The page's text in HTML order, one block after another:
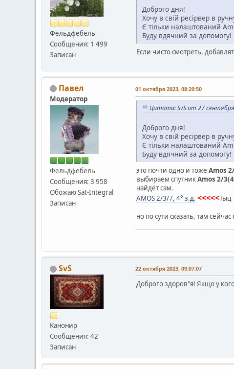
Фельдфебель
Сообщения: 1 499
Записан
Доброго дня!
Хочу в свій ресірвер в
Є тільки налаштований
Буду вдячний за допомогу!
Если чисто смотреть,
Павел
Модератор
Фельдфебель
Сообщения: 3 958
Обожаю Sat-Integral
Записан
01 октября 2023, 08:20:50
Цитата: SvS от 27
Доброго дня!
Хочу в свій ресірвер в
Є тільки налаштований
Буду вдячний за допомогу!
это почти одно и тоже Amos
выбираем спутникAmos 2/
найдёт сам.
AMOS 2/3/7, 4° з.д. <<<<<Тыц
но по сути сказать, там
SvS
Канонир
Сообщения: 42
Записан
22 октября 2023, 09:07:07
Доброго здоров"я! Якщо у